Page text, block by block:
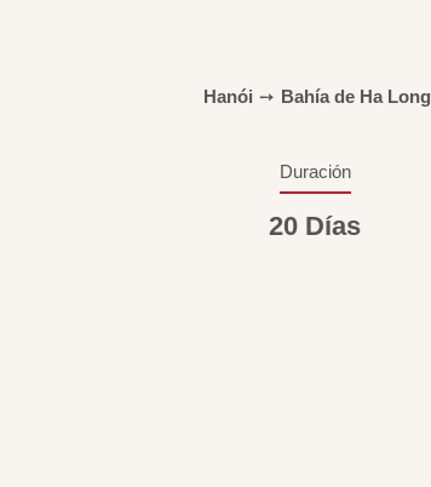
Hanói ➙ Bahía de Ha Long
Duración
20 Días